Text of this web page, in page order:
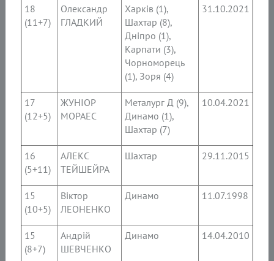
18
(11+7)
Олександр
ГЛАДКИЙ
Харків (1),
Шахтар (8),
Дніпро (1),
Карпати (3),
Чорноморець
(1), Зоря (4)
31.10.2021
17
(12+5)
ЖУНІОР
МОРАЕС
Металург Д (9),
Динамо (1),
Шахтар (7)
10.04.2021
16
(5+11)
АЛЕКС
ТЕЙШЕЙРА
Шахтар 29.11.2015
15
(10+5)
Віктор
ЛЕОНЕНКО
Динамо 11.07.1998
15
(8+7)
Андрій
ШЕВЧЕНКО
Динамо 14.04.2010